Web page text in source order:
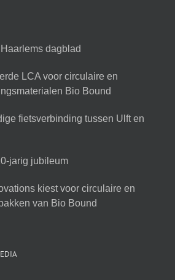
dagblad
LCA voor circulaire en
Bio Bound
fietsverbinding tussen Ulft en
jarig jubileum
kiest voor circulaire en
van Bio Bound